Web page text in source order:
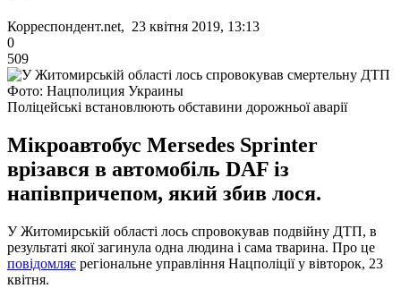
Корреспондент.net, 23 квітня 2019, 13:13
0
509
Фото: Нацполиция Украины
Поліцейські встановлюють обставини дорожньої аварії
Мікроавтобус Mersedes Sprinter
врізався в автомобіль DAF із
напівпричепом, який збив лося.
У Житомирській області лось спровокував подвійну ДТП, в
результаті якої загинула одна людина і сама тварина. Про це
повідомляє регіональне управління Нацполіції у вівторок, 23
квітня.